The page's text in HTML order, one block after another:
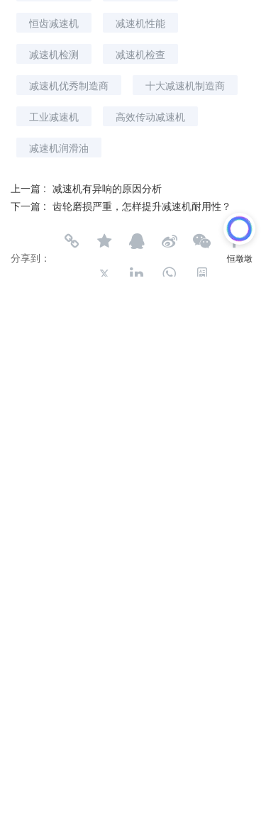
恒齿减速机 减速机性能
减速机检测 减速机检查
减速机优秀制造商 十大减速机制造商
工业减速机 高效传动减速机
减速机润滑油
上一篇 : 减速机有异响的原因分析
下一篇 : 齿轮磨损严重，怎样提升减速机耐用性？
分享到：